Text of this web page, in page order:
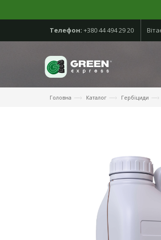
Телефон: +380 44 494 29 20
Головна —› Каталог —› Гербіциди —›